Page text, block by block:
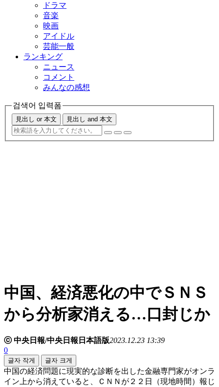
ドラマ
音楽
映画
アイドル
芸能一般
ランキング
ニュース
コメント
みんなの感想
검색어 입력폼
見出し or 本文 見出し and 本文
中国、経済悪化の中でＳＮＳ
から分析家消える…口封じか
ⓒ 中央日報/中央日報日本語版2023.12.23 13:39
0
글자 작게 글자 크게
中国の経済問題に現実的な診断を出した金融専門家がオンラ
イン上から消えていると、ＣＮＮが２２日（現地時間）報じ